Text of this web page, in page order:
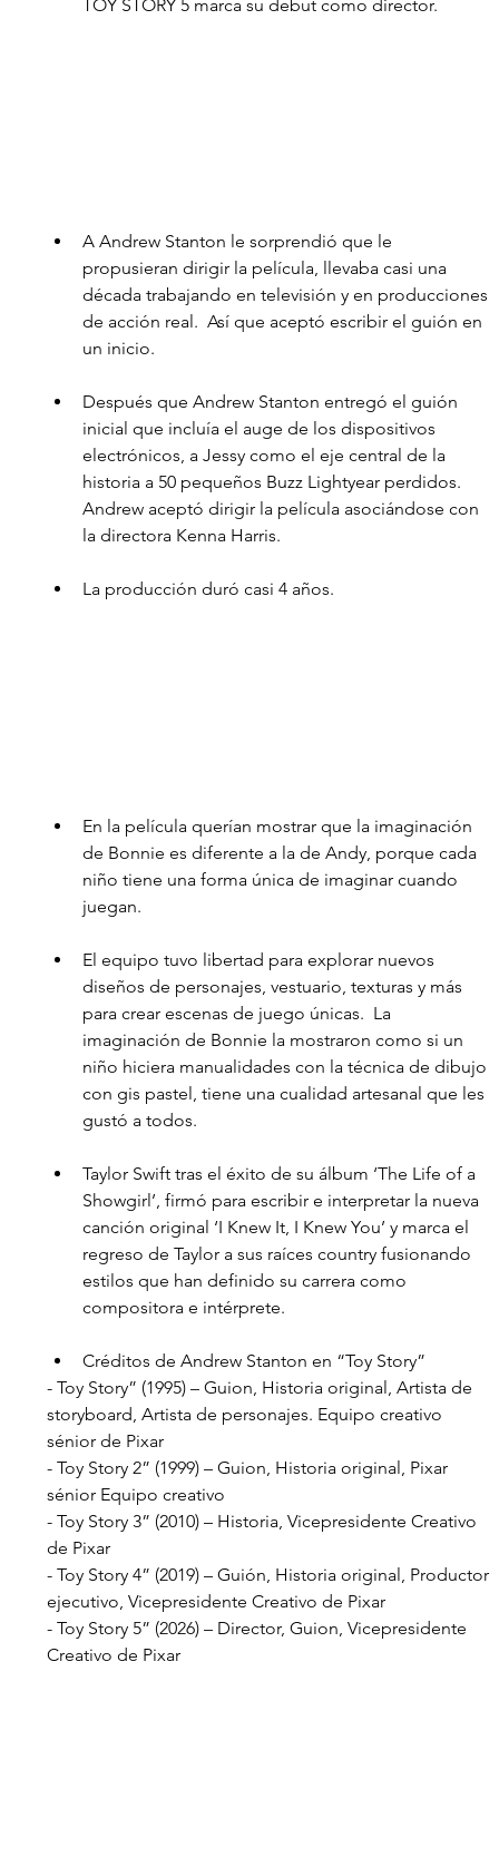
TOY STORY 5 marca su debut como director.
A Andrew Stanton le sorprendió que le
propusieran dirigir la película, llevaba casi una
década trabajando en televisión y en producciones
de acción real.  Así que aceptó escribir el guión en
un inicio.
Después que Andrew Stanton entregó el guión
inicial que incluía el auge de los dispositivos
electrónicos, a Jessy como el eje central de la
historia a 50 pequeños Buzz Lightyear perdidos.
Andrew aceptó dirigir la película asociándose con
la directora Kenna Harris.
La producción duró casi 4 años.
En la película querían mostrar que la imaginación
de Bonnie es diferente a la de Andy, porque cada
niño tiene una forma única de imaginar cuando
juegan.
El equipo tuvo libertad para explorar nuevos
diseños de personajes, vestuario, texturas y más
para crear escenas de juego únicas.  La
imaginación de Bonnie la mostraron como si un
niño hiciera manualidades con la técnica de dibujo
con gis pastel, tiene una cualidad artesanal que les
gustó a todos.
Taylor Swift tras el éxito de su álbum ‘The Life of a
Showgirl’, firmó para escribir e interpretar la nueva
canción original ‘I Knew It, I Knew You’ y marca el
regreso de Taylor a sus raíces country fusionando
estilos que han definido su carrera como
compositora e intérprete.
Créditos de Andrew Stanton en “Toy Story”
- Toy Story” (1995) – Guion, Historia original, Artista de
storyboard, Artista de personajes. Equipo creativo
sénior de Pixar
- Toy Story 2” (1999) – Guion, Historia original, Pixar
sénior Equipo creativo
- Toy Story 3” (2010) – Historia, Vicepresidente Creativo
de Pixar
- Toy Story 4” (2019) – Guión, Historia original, Productor
ejecutivo, Vicepresidente Creativo de Pixar
- Toy Story 5” (2026) – Director, Guion, Vicepresidente
Creativo de Pixar